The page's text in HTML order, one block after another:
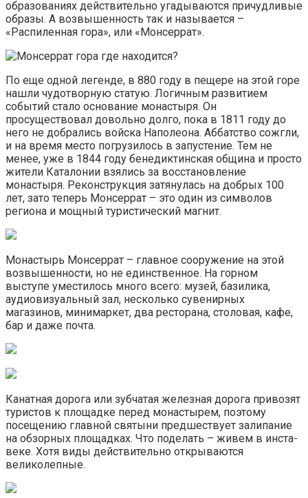
образованиях действительно угадываются причудливые
образы. А возвышенность так и называется –
«Распиленная гора», или «Монсеррат».
По еще одной легенде, в 880 году в пещере на этой горе
нашли чудотворную статую. Логичным развитием
событий стало основание монастыря. Он
просуществовал довольно долго, пока в 1811 году до
него не добрались войска Наполеона. Аббатство сожгли,
и на время место погрузилось в запустение. Тем не
менее, уже в 1844 году бенедиктинская община и просто
жители Каталонии взялись за восстановление
монастыря. Реконструкция затянулась на добрых 100
лет, зато теперь Монсеррат – это один из символов
региона и мощный туристический магнит.
Монастырь Монсеррат – главное сооружение на этой
возвышенности, но не единственное. На горном
выступе уместилось много всего: музей, базилика,
аудиовизуальный зал, несколько сувенирных
магазинов, минимаркет, два ресторана, столовая, кафе,
бар и даже почта.
Канатная дорога или зубчатая железная дорога привозят
туристов к площадке перед монастырем, поэтому
посещению главной святыни предшествует залипание
на обзорных площадках. Что поделать – живем в инста-
веке. Хотя виды действительно открываются
великолепные.